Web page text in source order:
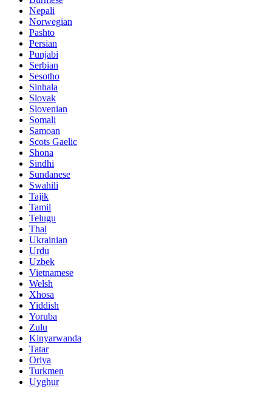
Nepali
Norwegian
Pashto
Persian
Punjabi
Serbian
Sesotho
Sinhala
Slovak
Slovenian
Somali
Samoan
Scots Gaelic
Shona
Sindhi
Sundanese
Swahili
Tajik
Tamil
Telugu
Thai
Ukrainian
Urdu
Uzbek
Vietnamese
Welsh
Xhosa
Yiddish
Yoruba
Zulu
Kinyarwanda
Tatar
Oriya
Turkmen
Uyghur